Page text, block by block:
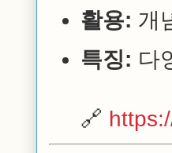
활용: 개
특징: 다
🔗